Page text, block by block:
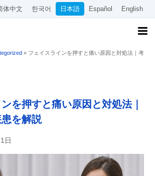
体中文 한국어 日本語 Español English
» フェイスラインを押すと痛い原因と対処法｜考
を押すと痛い原因と対処法｜
を解説
日